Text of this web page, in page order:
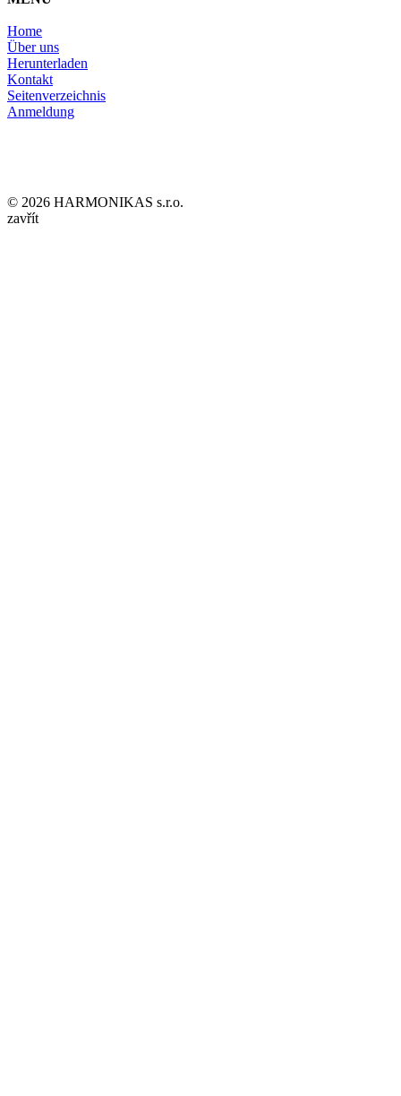
Home
Über uns
Herunterladen
Kontakt
Seitenverzeichnis
Anmeldung
© 2026 HARMONIKAS s.r.o.
zavřít